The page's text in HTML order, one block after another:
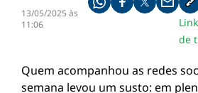
13/05/2025 às
11:06
Compartilhe pelo
Compartilhar no
de
Quem acompanhou as redes
semana levou um susto: em